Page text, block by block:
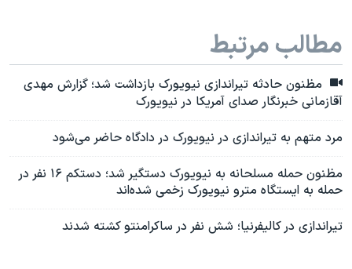
مطالب مرتبط
مظنون حادثه تیراندازی نیویورک بازداشت شد؛ گزارش مهدی
آقازمانی خبرنگار صدای آمریکا در نیویورک
مرد متهم به تیراندازی در نیویورک در دادگاه حاضر می‌شود
مظنون حمله مسلحانه به نیویورک دستگیر شد؛ دستکم ۱۶ نفر در
حمله به ایستگاه مترو نیویورک زخمی شده‌اند
تیراندازی در کالیفرنیا؛ شش نفر در ساکرامنتو کشته شدند